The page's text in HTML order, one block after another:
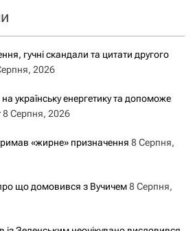
гучні скандали та цитати другого
2026
українську енергетику та допоможе
8 Серпня, 2026
«жирне» призначення 8 Серпня,
що домовився з Вучичем8 Серпня,